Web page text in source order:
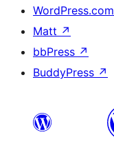
WordPress.com
Matt ↗
bbPress ↗
BuddyPress ↗